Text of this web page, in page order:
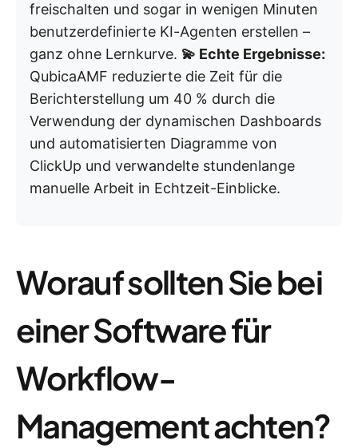
freischalten und sogar in wenigen Minuten
benutzerdefinierte KI-Agenten erstellen –
ganz ohne Lernkurve. 💫 Echte Ergebnisse:
QubicaAMF reduzierte die Zeit für die
Berichterstellung um 40 % durch die
Verwendung der dynamischen Dashboards
und automatisierten Diagramme von
ClickUp und verwandelte stundenlange
manuelle Arbeit in Echtzeit-Einblicke.
Worauf sollten Sie bei
einer Software für
Workflow-
Management achten?